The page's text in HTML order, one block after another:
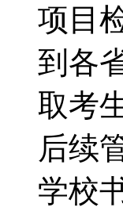
项目
到各
取考
后续
学校